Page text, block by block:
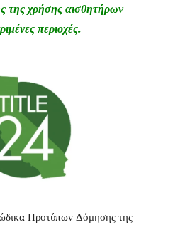
της χρήσης αισθητήρων
περιοχές.
Προτύπων Δόμησης της